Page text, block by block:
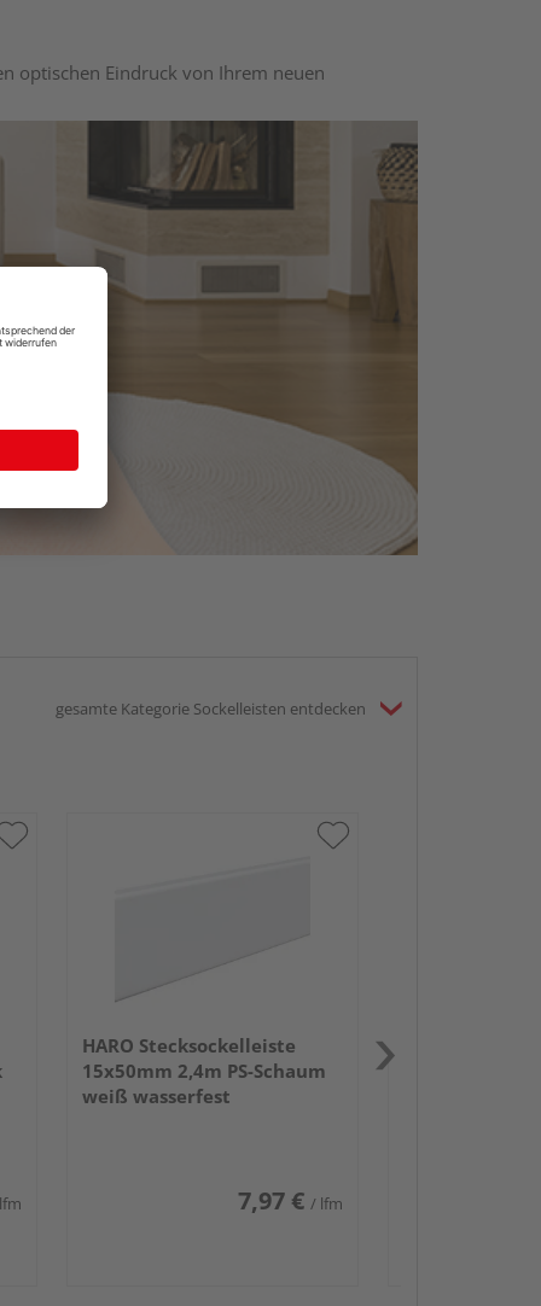
optischen Eindruck von Ihrem neuen
gesamte Kategorie Sockelleisten entdecken
HARO Stecksockelleiste
15x50mm 2,4m PS-Schaum
weiß wasserfest
7,97 € / lfm